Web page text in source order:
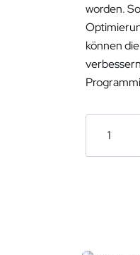
worden.
können
Soccer